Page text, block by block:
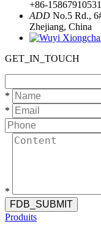
+86-15867910531
ADD No.5 Rd.,
Zhejiang, China
GET_IN_TOUCH
*
*
*
FDB_SUBMIT
Produits